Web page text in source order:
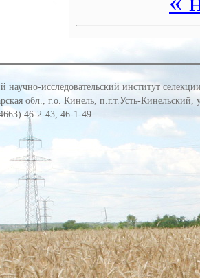
исследовательский институт
обл., г.о. Кинель, п.г.т.Усть-Кинельский,
46-2-43, 46-1-49